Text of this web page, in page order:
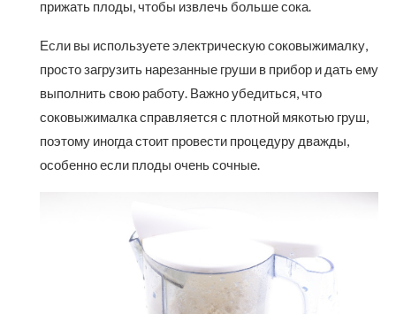
прижать плоды, чтобы извлечь больше сока.
Если вы используете электрическую соковыжималку,
просто загрузить нарезанные груши в прибор и дать ему
выполнить свою работу. Важно убедиться, что
соковыжималка справляется с плотной мякотью груш,
поэтому иногда стоит провести процедуру дважды,
особенно если плоды очень сочные.